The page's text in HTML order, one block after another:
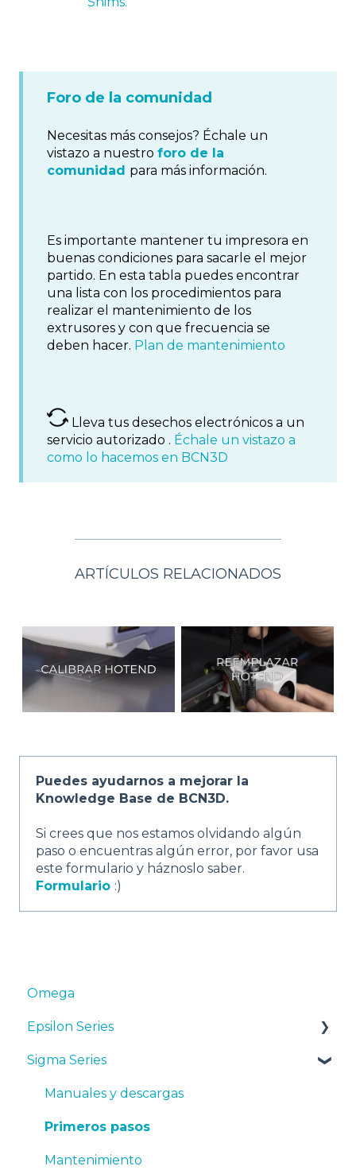
Foro de la comunidad
Necesitas más consejos? Échale un
vistazo a nuestro foro de la
comunidad para más información.
Es importante mantener tu impresora en
buenas condiciones para sacarle el mejor
partido. En esta tabla puedes encontrar
una lista con los procedimientos para
realizar el mantenimiento de los
extrusores y con que frecuencia se
deben hacer. Plan de mantenimiento
Lleva tus desechos electrónicos a un
servicio autorizado . Échale un vistazo a
como lo hacemos en BCN3D
ARTÍCULOS RELACIONADOS
Puedes ayudarnos a mejorar la
Knowledge Base de BCN3D.
Si crees que nos estamos olvidando algún
paso o encuentras algún error, por favor usa
este formulario y háznoslo saber.
Formulario :)
Omega
Epsilon Series
Manuales y Descargas
Primeros pasos
Mantenimiento
Consejos
Sigma Series
Manuales y descargas
Primeros pasos
Mantenimiento